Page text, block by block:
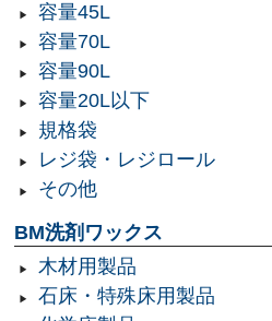
容量45L
容量70L
容量90L
容量20L以下
規格袋
レジ袋・レジロール
その他
BM洗剤ワックス
木材用製品
石床・特殊床用製品